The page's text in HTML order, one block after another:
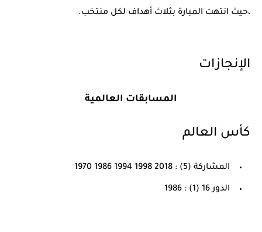
،حيث انتهت المبارة بثلاث أهداف لكل منتخب.
الإنجازات
المسابقات العالمية
كأس العالم
المشاركة (5) : 2018 1998 1994 1986 1970
الدور 16 (1) : 1986